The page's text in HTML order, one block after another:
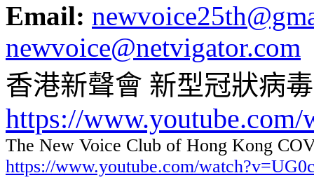
Email:
newvoice@netvigator.com
香港新聲會 新型冠狀病
https://
The New Voice Club of Hong Kong
https://www.youtube.com/